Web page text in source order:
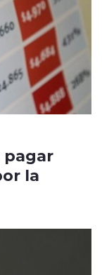
pagar
la